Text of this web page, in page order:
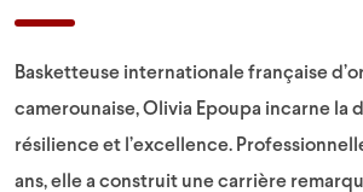
Basketteuse internationale française
camerounaise, Olivia Epoupa incarne la
résilience et l’excellence.
ans, elle a construit une carrière